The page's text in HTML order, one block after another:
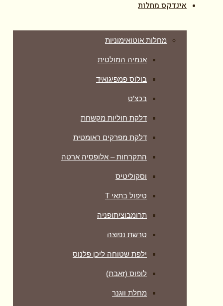
אינדקס מחלות
מחלות אוטואימוניות
אנמיה המולטית
בולוס פמפיגואיד
בכצ’ט
דלקת חוליות מקשחת
דלקת מפרקים ראומטית
התקרחות – אלופסיה ארטה
וסקוליטיס
טיפול בתאי T
תרומבוציתופניה
טרשת נפוצה
ילפת שטוחה ליכן פלנוס
לופוס (זאבת)
מחלת ווגנר